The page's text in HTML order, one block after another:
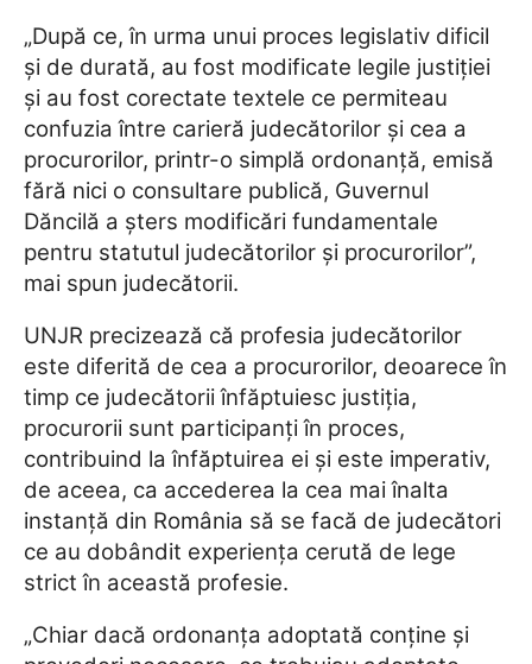
„După ce, în urma unui proces legislativ dificil
şi de durată, au fost modificate legile justiţiei
şi au fost corectate textele ce permiteau
confuzia între carieră judecătorilor şi cea a
procurorilor, printr-o simplă ordonanţă, emisă
fără nici o consultare publică, Guvernul
Dăncilă a şters modificări fundamentale
pentru statutul judecătorilor şi procurorilor”,
mai spun judecătorii.
UNJR precizează că profesia judecătorilor
este diferită de cea a procurorilor, deoarece în
timp ce judecătorii înfăptuiesc justiţia,
procurorii sunt participanţi în proces,
contribuind la înfăptuirea ei şi este imperativ,
de aceea, ca accederea la cea mai înalta
instanţă din România să se facă de judecători
ce au dobândit experienţa cerută de lege
strict în această profesie.
„Chiar dacă ordonanţa adoptată conţine şi